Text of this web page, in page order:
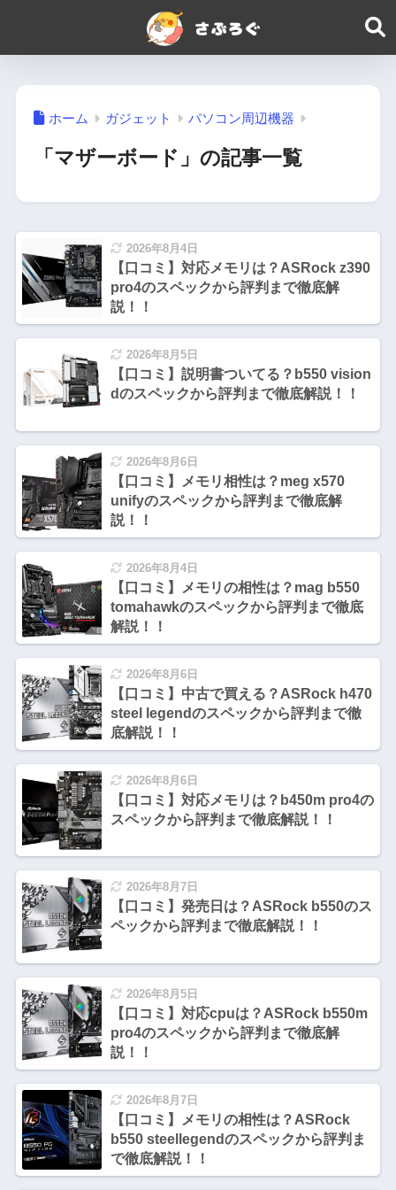
ホーム ガジェット パソコン周辺機器
「マザーボード」の記事一覧
2026年8月4日
【口コミ】対応メモリは？ASRock z390
pro4のスペックから評判まで徹底解
説！！
2026年8月5日
【口コミ】説明書ついてる？b550 vision
dのスペックから評判まで徹底解説！！
2026年8月6日
【口コミ】メモリ相性は？meg x570
unifyのスペックから評判まで徹底解
説！！
2026年8月4日
【口コミ】メモリの相性は？mag b550
tomahawkのスペックから評判まで徹底
解説！！
2026年8月6日
【口コミ】中古で買える？ASRock h470
steel legendのスペックから評判まで徹
底解説！！
2026年8月6日
【口コミ】対応メモリは？b450m pro4の
スペックから評判まで徹底解説！！
2026年8月7日
【口コミ】発売日は？ASRock b550のス
ペックから評判まで徹底解説！！
2026年8月5日
【口コミ】対応cpuは？ASRock b550m
pro4のスペックから評判まで徹底解
説！！
2026年8月7日
【口コミ】メモリの相性は？ASRock
b550 steellegendのスペックから評判ま
で徹底解説！！